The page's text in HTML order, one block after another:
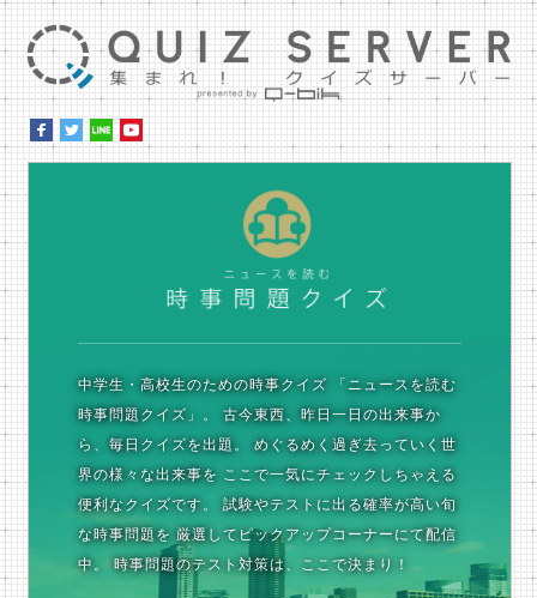
中学生・高校生のための時事クイズ 「ニュースを読む
時事問題クイズ」。
古今東西、昨日一日の出来事か
ら、毎日クイズを出題。
めぐるめく過ぎ去っていく世
界の様々な出来事を ここで一気にチェックしちゃえる
便利なクイズです。
試験やテストに出る確率が高い旬
な時事問題を 厳選してピックアップコーナーにて配信
中。
時事問題のテスト対策は、ここで決まり！